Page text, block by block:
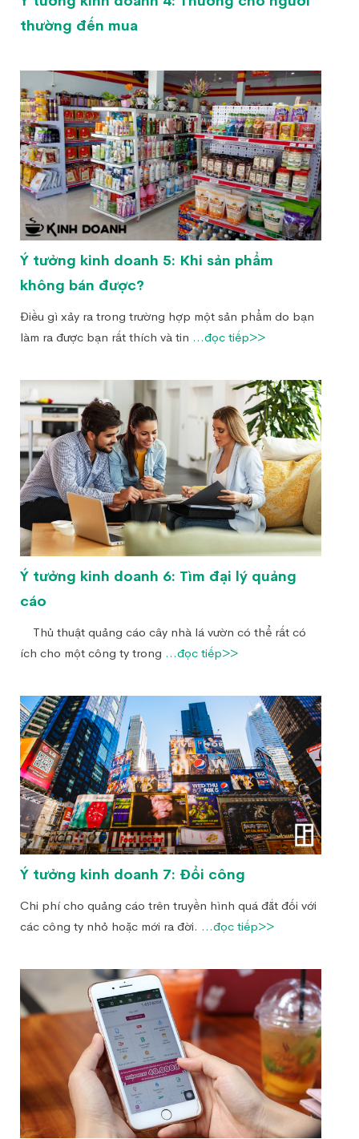
thường đến mua
Ý tưởng kinh doanh 5: Khi sản phẩm
không bán được?
Điều gì xảy ra trong trường hợp một sản phẩm do bạn
làm ra được bạn rất thích và tin ...đọc tiếp>>
Ý tưởng kinh doanh 6: Tìm đại lý quảng
cáo
Thủ thuật quảng cáo cây nhà lá vườn có thể rất có
ích cho một công ty trong ...đọc tiếp>>
Ý tưởng kinh doanh 7: Đổi công
Chi phí cho quảng cáo trên truyền hình quá đắt đối với
các công ty nhỏ hoặc mới ra đời. ...đọc tiếp>>